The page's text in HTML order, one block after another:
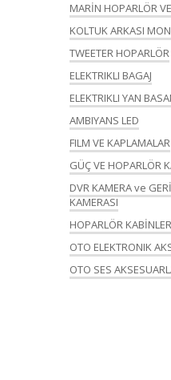
MARİN HOPARLÖR
KOLTUK ARKASI
TWEETER HOPARLÖR
ELEKTRIKLI BAGAJ
ELEKTRIKLI YAN
AMBIYANS LED
FILM VE KAPLAMALAR
GÜÇ VE HOPARLÖR
DVR KAMERA ve
KAMERASI
HOPARLÖR
OTO ELEKTRONIK
OTO SES